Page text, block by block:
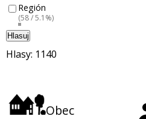
Región
(58 / 5.1%)
Hlasuj
Hlasy: 1140
Obec